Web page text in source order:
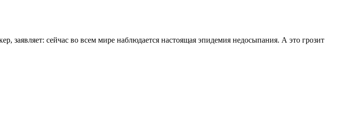
заявляет: сейчас во всем мире наблюдается настоящая эпидемия недосыпания. А это грозит